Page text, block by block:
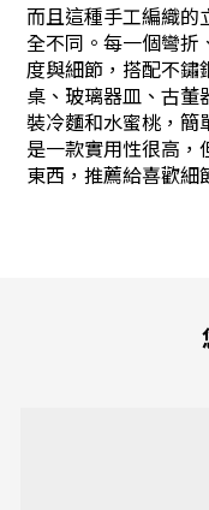
而且這種手工編織的
全不同。 每一個彎折
度與細節，搭配不鏽
桌、玻璃器皿、古董
裝冷麵和水蜜桃，簡
是一款實用性很高
東西，推薦給喜歡細